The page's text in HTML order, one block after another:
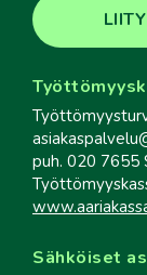
puh. 020 7655
Sähköiset